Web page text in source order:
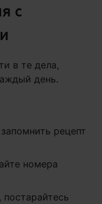
с
в те дела,
день.
рецепт
номера